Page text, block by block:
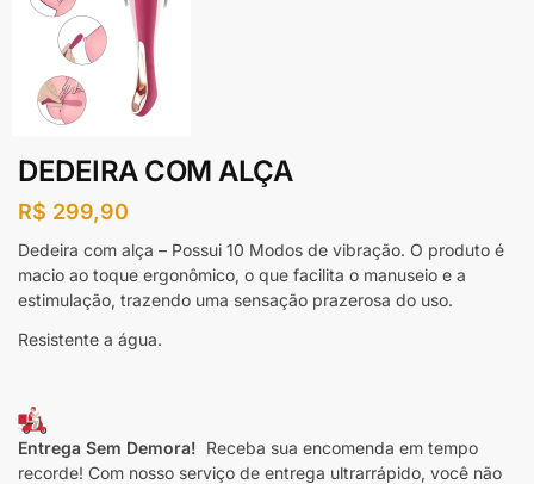
DEDEIRA COM ALÇA
R$ 299,90
Dedeira com alça – Possui 10 Modos de vibração. O produto é
macio ao toque ergonômico, o que facilita o manuseio e a
estimulação, trazendo uma sensação prazerosa do uso.
Resistente a água.
Entrega Sem Demora! Receba sua encomenda em tempo
recorde! Com nosso serviço de entrega ultrarrápido, você não